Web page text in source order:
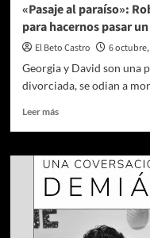
«Pasaje al paraíso»:
para hacernos pasar
El Beto Castro 6
Georgia y David son una
divorciada, se odian a
Leer másLeer
«Pasaje
al
paraíso»:
Roberts
Clooney